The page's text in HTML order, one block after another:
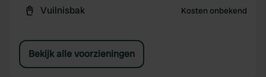
Vuilnisbak Kosten onbekend
Bekijk alle voorzieningen